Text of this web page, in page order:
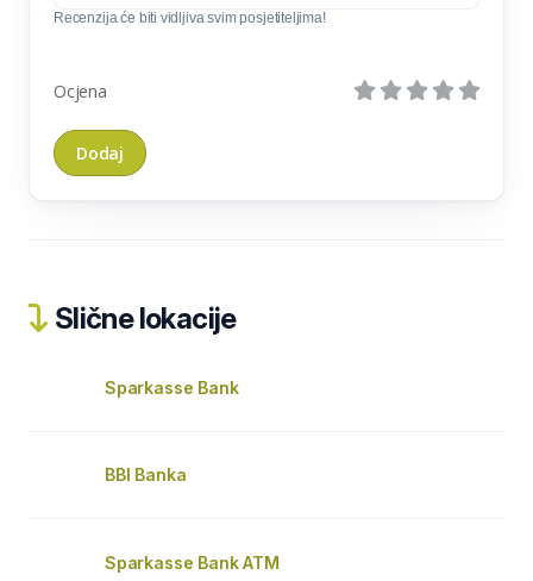
Recenzija će biti vidljiva svim posjetiteljima!
Ocjena
Slične lokacije
Sparkasse Bank
BBI Banka
Sparkasse Bank ATM